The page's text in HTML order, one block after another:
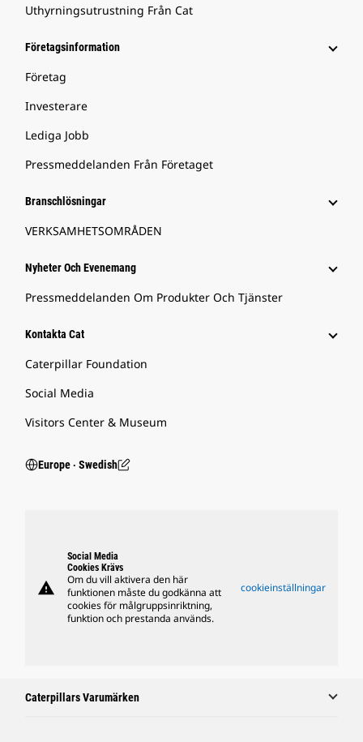
Uthyrningsutrustning Från Cat
Företagsinformation
Företag
Investerare
Lediga Jobb
Pressmeddelanden Från Företaget
Branschlösningar
VERKSAMHETSOMRÅDEN
Nyheter Och Evenemang
Pressmeddelanden Om Produkter Och Tjänster
Kontakta Cat
Caterpillar Foundation
Social Media
Visitors Center & Museum
Europe ‧ Swedish
warning
Social Media
Cookies Krävs
Om du vill aktivera den här
funktionen måste du godkänna att
cookies för målgruppsinriktning,
funktion och prestanda används.
cookieinställningar
Caterpillars Varumärken